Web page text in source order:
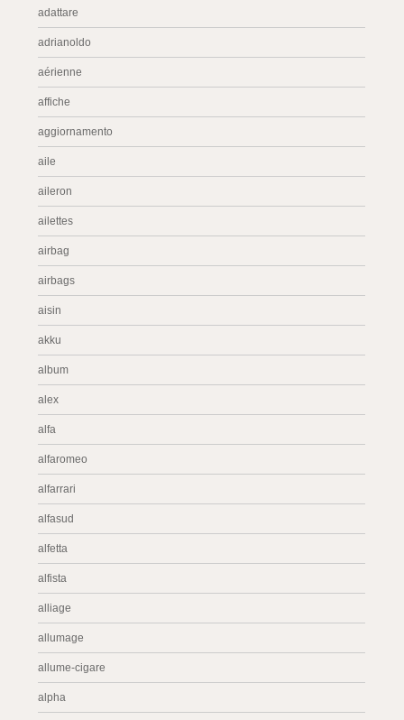
adattare
adrianoldo
aérienne
affiche
aggiornamento
aile
aileron
ailettes
airbag
airbags
aisin
akku
album
alex
alfa
alfaromeo
alfarrari
alfasud
alfetta
alfista
alliage
allumage
allume-cigare
alpha